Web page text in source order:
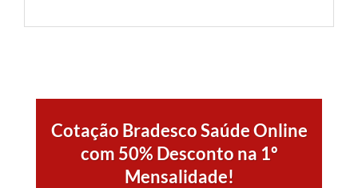
Cotação Bradesco Saúde Online
com 50% Desconto na 1º
Mensalidade!